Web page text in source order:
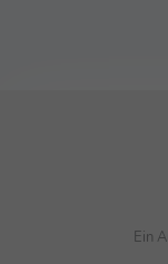
Ein